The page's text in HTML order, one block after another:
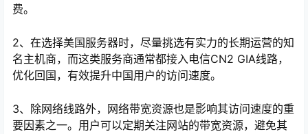
费。
2、在选择美国服务器时，尽量挑选有实力的长期运营的知
名主机商，而这类服务商通常都接入电信CN2 GIA线路，
优化回国，有效提升中国用户的访问速度。
3、除网络线路外，网络带宽资源也是影响其访问速度的重
要因素之一。用户可以定期关注网站的带宽资源，避免其